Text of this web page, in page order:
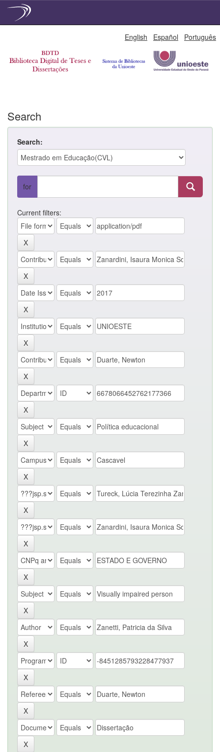
English Español Português
Search
Search:
for
Current filters: